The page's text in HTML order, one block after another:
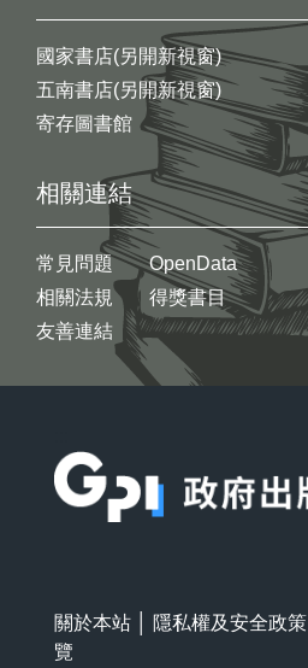
國家書店(另開新視窗)
五南書店(另開新視窗)
寄存圖書館
相關連結
常見問題
相關法規
友善連結
OpenData
得獎書目
關於本站 隱私權及安全政策
覽